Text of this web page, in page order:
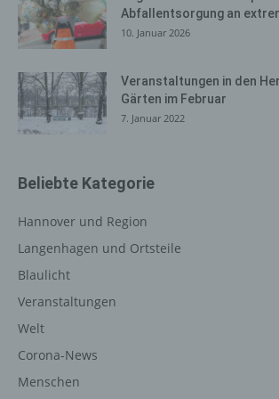
Abfallentsorgung an
10. Januar 2026
Veranstaltungen in den
Gärten im Februar
7. Januar 2022
Beliebte Kategorie
Hannover und Region
Langenhagen und Ortsteile
Blaulicht
Veranstaltungen
Welt
Corona-News
Menschen
betroffenen Person gespeichert. Es erfolgt
Weitergabe dieser personenbezogenen
Kommentarfunktion im Blog
Internetseite
Wir bieten den Nutzern auf einem Blog,
einzelnen Blog-Beiträgen zu hinterlassen.
einsehbares Portal, in welchem eine oder
werden, Artikel posten oder Gedanken in
Blogposts niederschreiben können. Die
können in der Regel von Dritten
Hinterlässt eine betroffene Person einen
werden neben den von der betroffenen
hinterlassenen Kommentaren auch